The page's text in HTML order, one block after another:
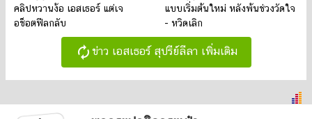
คลิปหวานง้อ เอสเธอร์ แต่เจ
อช็อตฟีลกลับ
แบบเริ่มต้นใหม่ หลังพ้นช่วงวัดใจ
- หวิดเลิก
autorenew ข่าว เอสเธอร์ สุปรีย์ลีลา เพิ่มเติม